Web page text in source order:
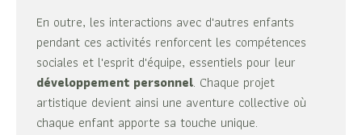
En outre, les interactions avec d'autres enfants
pendant ces activités renforcent les compétences
sociales et l'esprit d'équipe, essentiels pour leur
développement personnel. Chaque projet
artistique devient ainsi une aventure collective où
chaque enfant apporte sa touche unique.